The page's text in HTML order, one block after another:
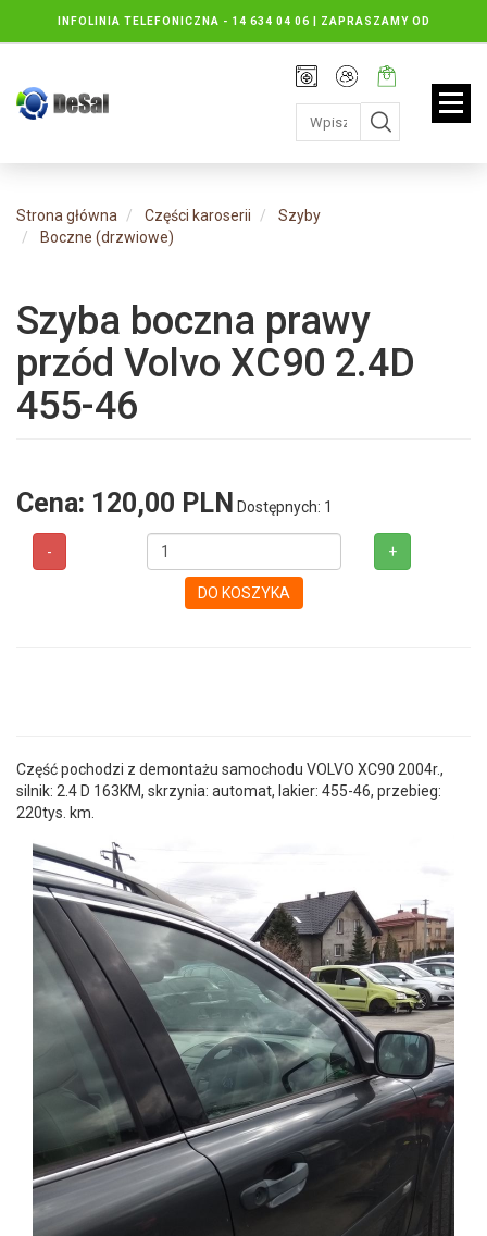
INFOLINIA TELEFONICZNA - 14 634 04 06 | ZAPRASZAMY OD
PONIEDZIAŁKU DO PIĄTKU : 8.30 DO 16.30, SOBOTY: 8.30 DO 13.00
Rejestracja
Moje
konto
Twój
koszyk:
jest
pusty
Strona główna Części karoserii
Szyby
Boczne (drzwiowe)
Szyba boczna prawy
przód Volvo XC90 2.4D
455-46
Cena: 120,00 PLN Dostępnych: 1
- +
DO KOSZYKA
Część pochodzi z demontażu samochodu VOLVO XC90 2004r.,
silnik: 2.4 D 163KM, skrzynia: automat, lakier: 455-46, przebieg:
220tys. km.